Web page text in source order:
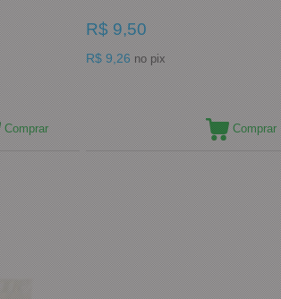
Comprar
R$ 9,50
R$ 9,26 no pix
Comprar